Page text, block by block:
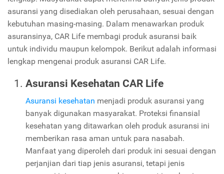
asuransi yang disediakan oleh perusahaan, sesuai dengan
kebutuhan masing-masing. Dalam menawarkan produk
asuransinya, CAR Life membagi produk asuransi baik
untuk individu maupun kelompok. Berikut adalah informasi
lengkap mengenai produk asuransi CAR Life.
Asuransi Kesehatan CAR Life
Asuransi kesehatan menjadi produk asuransi yang
banyak digunakan masyarakat. Proteksi finansial
kesehatan yang ditawarkan oleh produk asuransi ini
memberikan rasa aman untuk para nasabah.
Manfaat yang diperoleh dari produk ini sesuai dengan
perjanjian dari tiap jenis asuransi, tetapi jenis